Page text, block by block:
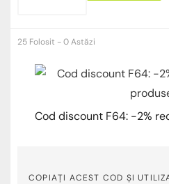
25 Folosit - 0 Astăzi
COPIAȚI ACEST COD ȘI